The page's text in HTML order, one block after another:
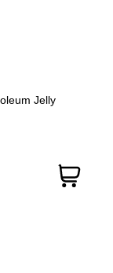
Jelly